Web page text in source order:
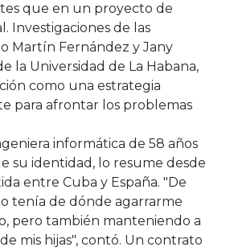
que en un proyecto de
Investigaciones de las
Martín Fernández y Jany
la Universidad de La Habana,
como una estrategia
para afrontar los problemas
informática de 58 años
su identidad, lo resume desde
entre Cuba y España. "De
tenía de dónde agarrarme
pero también manteniendo a
mis hijas", contó. Un contrato